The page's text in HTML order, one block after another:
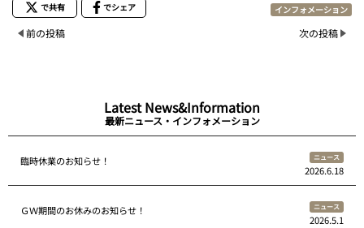
で共有 でシェア インフォメーション
前の投稿 次の投稿
Latest News&Information
最新ニュース・インフォメーション
臨時休業のお知らせ！ ニュース
2026.6.18
ＧＷ期間のお休みのお知らせ！ ニュース
2026.5.1